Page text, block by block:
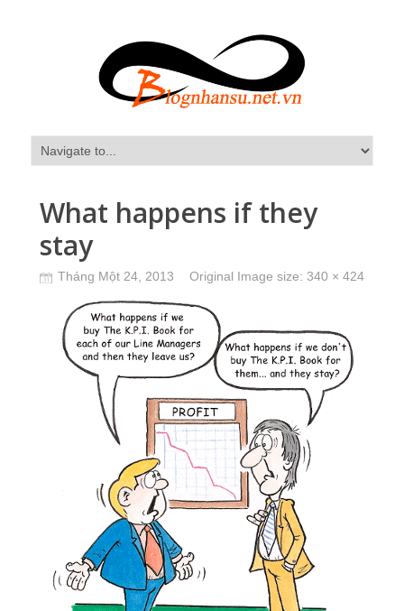
What happens if they
stay
Tháng Một 24, 2013 Original Image size: 340 × 424